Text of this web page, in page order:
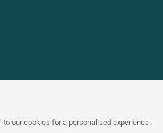
’ to our cookies for a personalised experience: